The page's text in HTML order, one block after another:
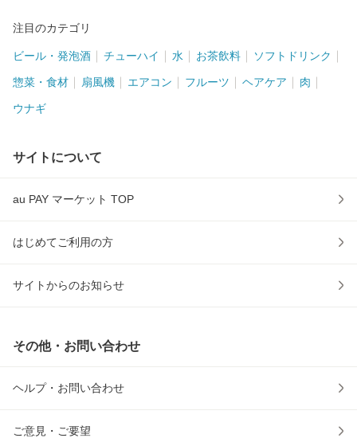
注目のカテゴリ
ビール・発泡酒 チューハイ 水 お茶飲料 ソフトドリンク
惣菜・食材 扇風機 エアコン フルーツ ヘアケア 肉
ウナギ
サイトについて
au PAY マーケット TOP
はじめてご利用の方
サイトからのお知らせ
その他・お問い合わせ
ヘルプ・お問い合わせ
ご意見・ご要望